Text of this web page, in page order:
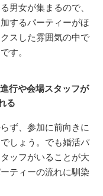
男女が集まるので、
するパーティーがほ
スした雰囲気の中で
す。
行や会場スタッフが
る
ず、参加に前向きに
しょう。でも婚活パ
ッフがいることが大
ティーの流れに馴染